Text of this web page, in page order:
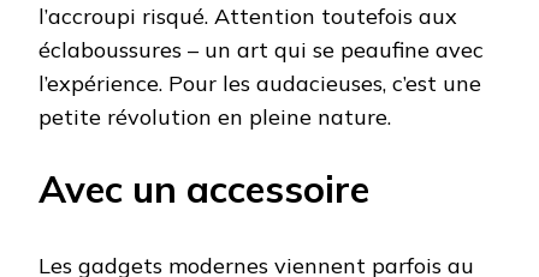
l’accroupi risqué. Attention toutefois aux
éclaboussures – un art qui se peaufine avec
l’expérience. Pour les audacieuses, c’est une
petite révolution en pleine nature.
Avec un accessoire
Les gadgets modernes viennent parfois au